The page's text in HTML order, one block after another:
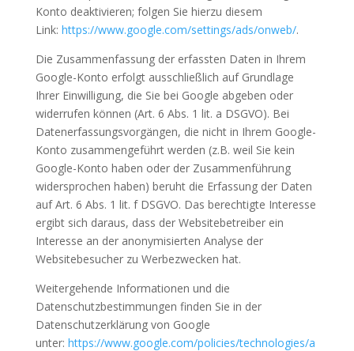
Konto deaktivieren; folgen Sie hierzu diesem
Link: https://www.google.com/settings/ads/onweb/.
Die Zusammenfassung der erfassten Daten in Ihrem
Google-Konto erfolgt ausschließlich auf Grundlage
Ihrer Einwilligung, die Sie bei Google abgeben oder
widerrufen können (Art. 6 Abs. 1 lit. a DSGVO). Bei
Datenerfassungsvorgängen, die nicht in Ihrem Google-
Konto zusammengeführt werden (z.B. weil Sie kein
Google-Konto haben oder der Zusammenführung
widersprochen haben) beruht die Erfassung der Daten
auf Art. 6 Abs. 1 lit. f DSGVO. Das berechtigte Interesse
ergibt sich daraus, dass der Websitebetreiber ein
Interesse an der anonymisierten Analyse der
Websitebesucher zu Werbezwecken hat.
Weitergehende Informationen und die
Datenschutzbestimmungen finden Sie in der
Datenschutzerklärung von Google
unter: https://www.google.com/policies/technologies/a